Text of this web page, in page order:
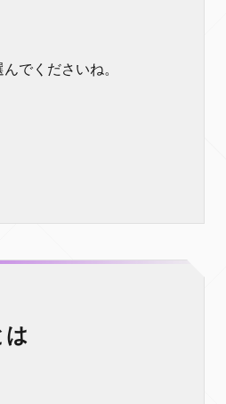
でくださいね。
は